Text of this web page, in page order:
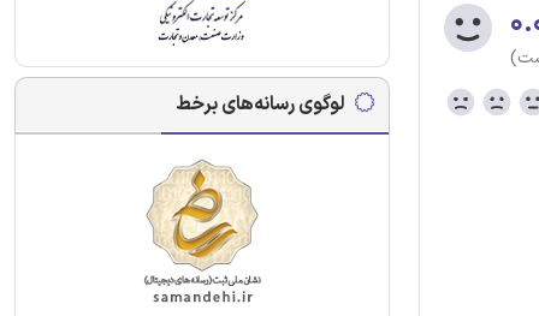
لوگوی رسانه‌های برخط